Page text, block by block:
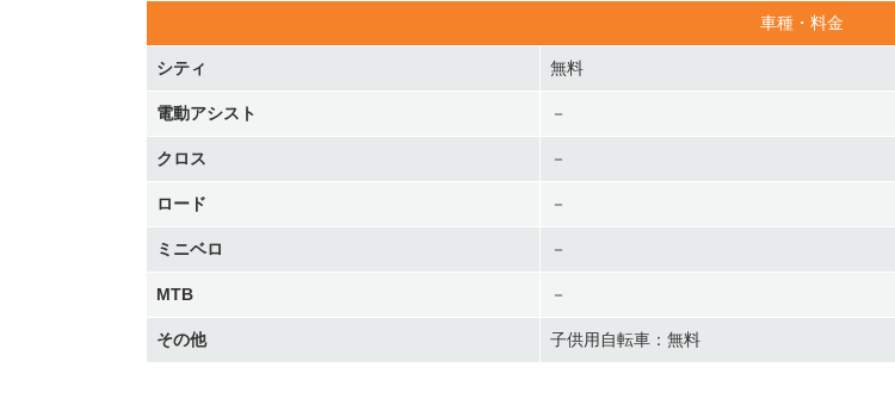
車種・料金
シティ 無料
電動アシスト －
クロス －
ロード －
ミニベロ －
MTB －
その他 子供用自転車：無料